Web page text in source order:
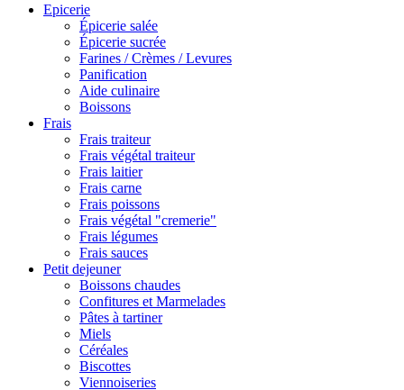
Epicerie
Épicerie salée
Épicerie sucrée
Farines / Crèmes / Levures
Panification
Aide culinaire
Boissons
Frais
Frais traiteur
Frais végétal traiteur
Frais laitier
Frais carne
Frais poissons
Frais végétal "cremerie"
Frais légumes
Frais sauces
Petit dejeuner
Boissons chaudes
Confitures et Marmelades
Pâtes à tartiner
Miels
Céréales
Biscottes
Viennoiseries